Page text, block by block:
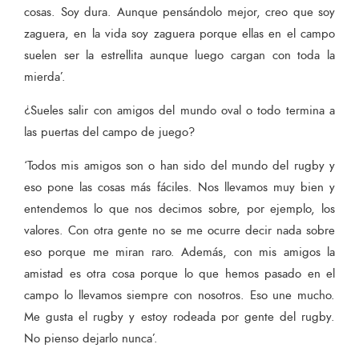
cosas. Soy dura. Aunque pensándolo mejor, creo que soy
zaguera, en la vida soy zaguera porque ellas en el campo
suelen ser la estrellita aunque luego cargan con toda la
mierda’.
¿Sueles salir con amigos del mundo oval o todo termina a
las puertas del campo de juego?
‘Todos mis amigos son o han sido del mundo del rugby y
eso pone las cosas más fáciles. Nos llevamos muy bien y
entendemos lo que nos decimos sobre, por ejemplo, los
valores. Con otra gente no se me ocurre decir nada sobre
eso porque me miran raro. Además, con mis amigos la
amistad es otra cosa porque lo que hemos pasado en el
campo lo llevamos siempre con nosotros. Eso une mucho.
Me gusta el rugby y estoy rodeada por gente del rugby.
No pienso dejarlo nunca’.